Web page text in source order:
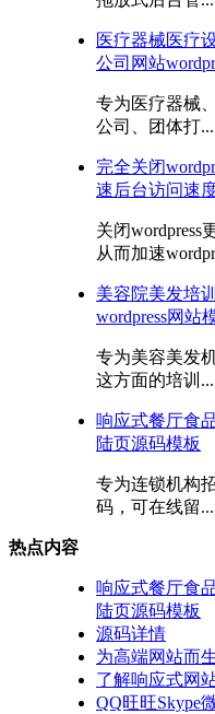
医疗器械医疗
公司网站
专为医疗器械
公司、团体打...
完全关闭
速后台访问速
关闭wordpress
从而加速
美容院美发培
wordpress网站
专为美容美发
这方面的培训...
响应式餐厅食
陆页源码模板
专为连锁机构
码，可在线留...
热点内容
响应式餐厅食
陆页源码模板
源码详情
为高端网站而
了解响应式网
QQ旺旺Skype